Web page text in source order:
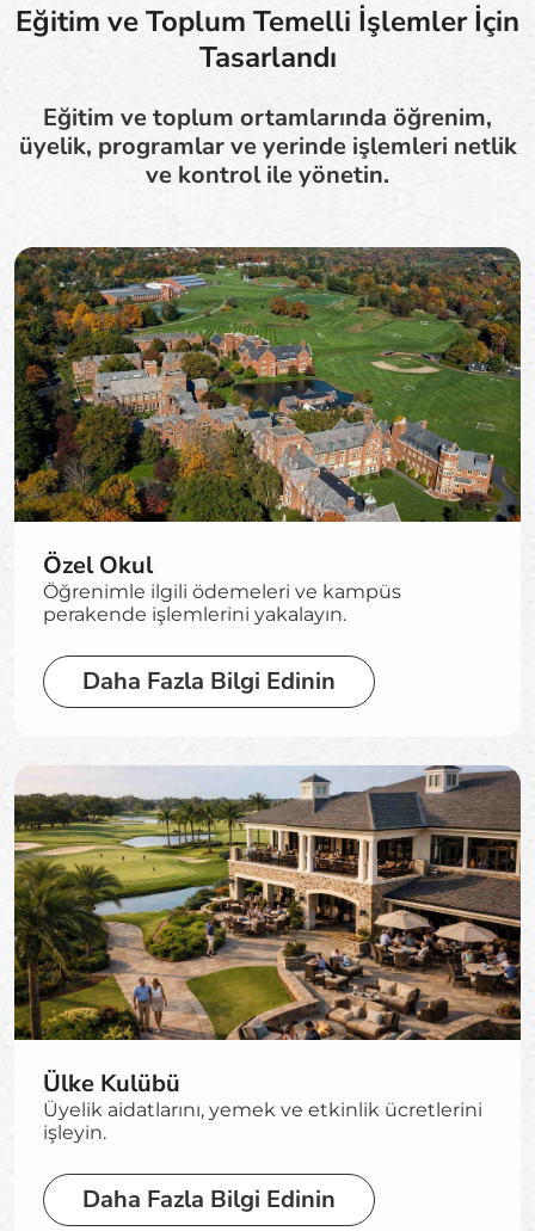
Eğitim ve Toplum Temelli İşlemler İçin
Tasarlandı
Eğitim ve toplum ortamlarında öğrenim,
üyelik, programlar ve yerinde işlemleri netlik
ve kontrol ile yönetin.
Özel Okul
Öğrenimle ilgili ödemeleri ve kampüs
perakende işlemlerini yakalayın.
Daha Fazla Bilgi Edinin
Ülke Kulübü
Üyelik aidatlarını, yemek ve etkinlik ücretlerini
işleyin.
Daha Fazla Bilgi Edinin